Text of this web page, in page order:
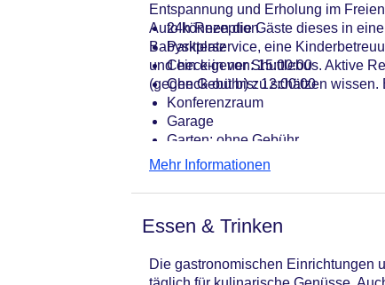
Entspannung und Erholung im
Auto können die Gäste dieses in
Babysitterservice, eine
und ein eigener Shuttlebus. Aktive
(gegen Gebühr) zu schätzen
24h Rezeption
Parkplatz
Check-in von: 15:00:00
Check-out bis: 12:00:00
Konferenzraum
Garage
Garten: ohne Gebühr
Hotelsafe
Lift
Anzahl der Aufzüge: 1
Zimmerservice
Mehr Informationen
Essen & Trinken
Die gastronomischen Einrichtungen